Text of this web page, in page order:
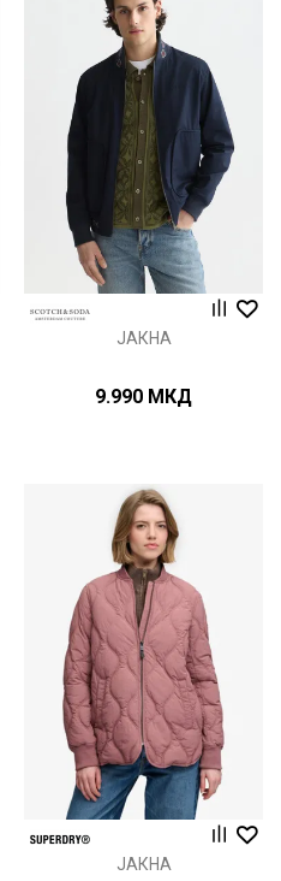
ЈАКНА
9.990 МКД
ЈАКНА